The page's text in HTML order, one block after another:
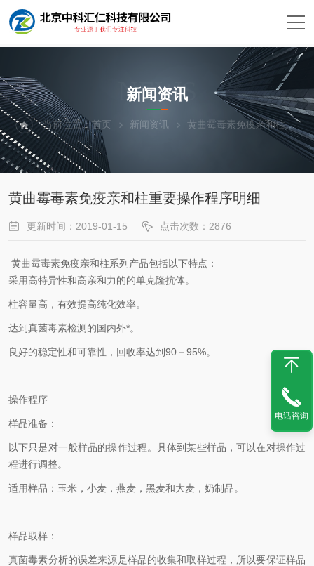
NEWS
新闻资讯
当前位置：首页 新闻资讯 黄曲霉毒素免疫亲和柱重要操作程序明细
黄曲霉毒素免疫亲和柱重要操作程序明细
更新时间：2019-01-15 点击次数：2876
黄曲霉毒素免疫亲和柱系列产品包括以下特点：
采用高特异性和高亲和力的的单克隆抗体。
柱容量高，有效提高纯化效率。
达到真菌毒素检测的国内外*。
良好的稳定性和可靠性，回收率达到90－95%。
操作程序
样品准备：
以下只是对一般样品的操作过程。具体到某些样品，可以在对操作过
程进行调整。
适用样品：玉米，小麦，燕麦，黑麦和大麦，奶制品。
样品取样：
真菌毒素分析的误差来源是样品的收集和取样过程，所以要保证样品
电话咨询